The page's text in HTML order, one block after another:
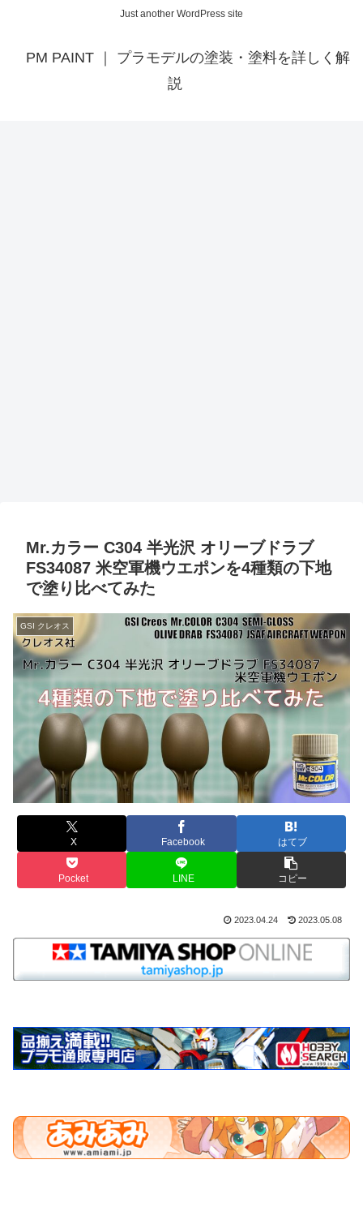
Just another WordPress site
PM PAINT ｜ プラモデルの塗装・塗料を詳しく解
説
Mr.カラー C304 半光沢 オリーブドラブ
FS34087 米空軍機ウエポンを4種類の下地
で塗り比べてみた
GSI クレオス
X Facebook はてブ
Pocket LINE コピー
2023.04.24 2023.05.08